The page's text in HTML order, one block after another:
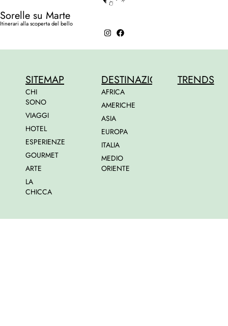
Sorelle su Marte
Itinerari alla scoperta del bello
SITEMAP
CHI
SONO
VIAGGI
HOTEL
ESPERIENZE
GOURMET
ARTE
LA
CHICCA
DESTINAZIONI
AFRICA
AMERICHE
ASIA
EUROPA
ITALIA
MEDIO
ORIENTE
TRENDS